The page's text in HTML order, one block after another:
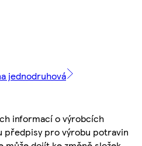
jednodruhová
informací o výrobcích
předpisy pro výrobu potravin